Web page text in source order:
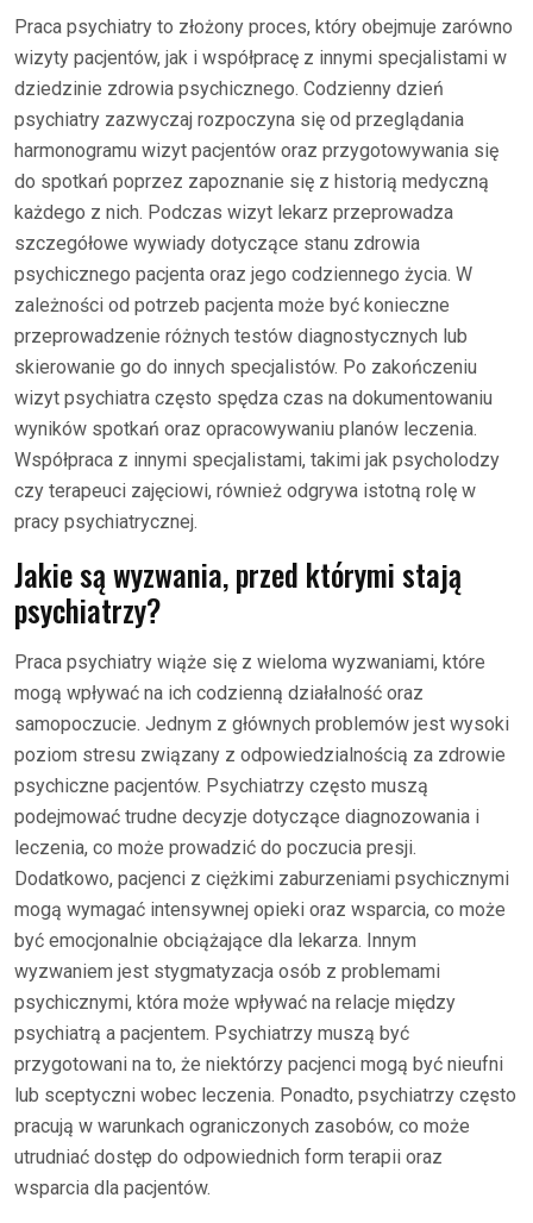
Praca psychiatry to złożony proces, który obejmuje zarówno
wizyty pacjentów, jak i współpracę z innymi specjalistami w
dziedzinie zdrowia psychicznego. Codzienny dzień
psychiatry zazwyczaj rozpoczyna się od przeglądania
harmonogramu wizyt pacjentów oraz przygotowywania się
do spotkań poprzez zapoznanie się z historią medyczną
każdego z nich. Podczas wizyt lekarz przeprowadza
szczegółowe wywiady dotyczące stanu zdrowia
psychicznego pacjenta oraz jego codziennego życia. W
zależności od potrzeb pacjenta może być konieczne
przeprowadzenie różnych testów diagnostycznych lub
skierowanie go do innych specjalistów. Po zakończeniu
wizyt psychiatra często spędza czas na dokumentowaniu
wyników spotkań oraz opracowywaniu planów leczenia.
Współpraca z innymi specjalistami, takimi jak psycholodzy
czy terapeuci zajęciowi, również odgrywa istotną rolę w
pracy psychiatrycznej.
Jakie są wyzwania, przed którymi stają
psychiatrzy?
Praca psychiatry wiąże się z wieloma wyzwaniami, które
mogą wpływać na ich codzienną działalność oraz
samopoczucie. Jednym z głównych problemów jest wysoki
poziom stresu związany z odpowiedzialnością za zdrowie
psychiczne pacjentów. Psychiatrzy często muszą
podejmować trudne decyzje dotyczące diagnozowania i
leczenia, co może prowadzić do poczucia presji.
Dodatkowo, pacjenci z ciężkimi zaburzeniami psychicznymi
mogą wymagać intensywnej opieki oraz wsparcia, co może
być emocjonalnie obciążające dla lekarza. Innym
wyzwaniem jest stygmatyzacja osób z problemami
psychicznymi, która może wpływać na relacje między
psychiatrą a pacjentem. Psychiatrzy muszą być
przygotowani na to, że niektórzy pacjenci mogą być nieufni
lub sceptyczni wobec leczenia. Ponadto, psychiatrzy często
pracują w warunkach ograniczonych zasobów, co może
utrudniać dostęp do odpowiednich form terapii oraz
wsparcia dla pacjentów.